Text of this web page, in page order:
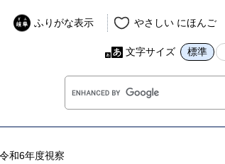
ふりがな表示 やさしい にほんご
文字サイズ 標準
令和6年度視察